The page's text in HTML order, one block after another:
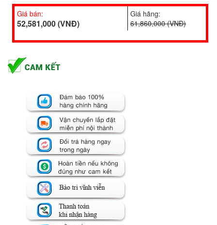
Giá bán:
52,581,000 (VNĐ)
Giá hãng:
61,860,000 (VNĐ)